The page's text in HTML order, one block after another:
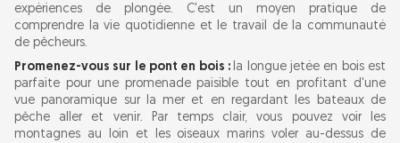
expériences de plongée. C'est un moyen pratique de
comprendre la vie quotidienne et le travail de la communauté
de pêcheurs.
Promenez-vous sur le pont en bois : la longue jetée en bois est
parfaite pour une promenade paisible tout en profitant d'une
vue panoramique sur la mer et en regardant les bateaux de
pêche aller et venir. Par temps clair, vous pouvez voir les
montagnes au loin et les oiseaux marins voler au-dessus de